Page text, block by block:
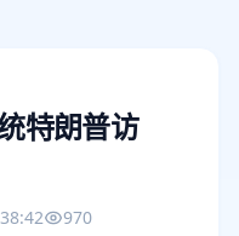
特朗普访
970